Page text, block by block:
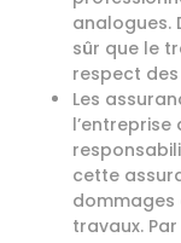
analogues.
sûr que le
respect des
Les
l’entreprise
cette
dommages
travaux.